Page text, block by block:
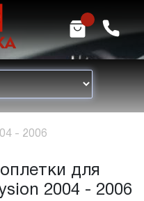
h m
- 2006
для
2004 - 2006